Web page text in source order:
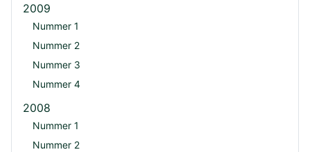
2009
Nummer 1
Nummer 2
Nummer 3
Nummer 4
2008
Nummer 1
Nummer 2